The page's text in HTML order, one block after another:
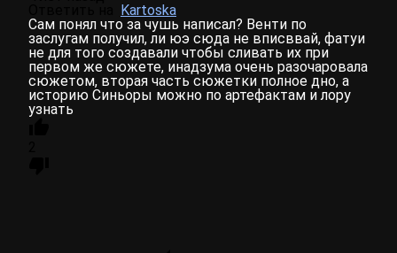
Kartoska
Сам понял что за чушь написал? Венти по
заслугам получил, ли юэ сюда не вписввай, фатуи
не для того создавали чтобы сливать их при
первом же сюжете, инадзума очень разочаровала
сюжетом, вторая часть сюжетки полное дно, а
историю Синьоры можно по артефактам и лору
узнать